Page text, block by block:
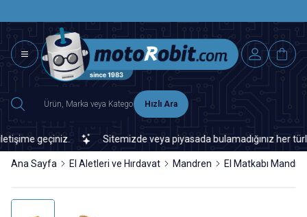
Hızlı Ara
geçiniz. Sitemizde veya piyasada bulamadığınız her
Ana Sayfa El Aletleri ve Hırdavat Mandren El Matkabı